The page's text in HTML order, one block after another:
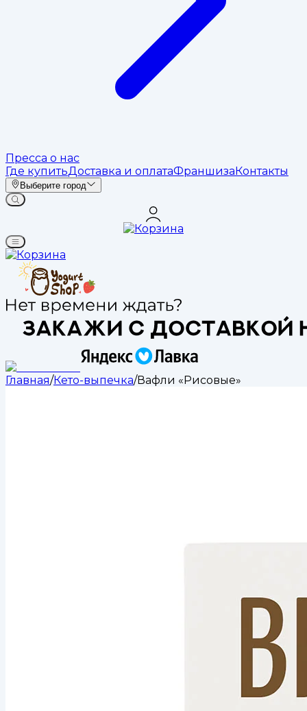
Пресса о нас
Где купитьДоставка и оплатаФраншизаКонтакты
Выберите город
Главная/Кето-выпечка/Вафли «Рисовые»